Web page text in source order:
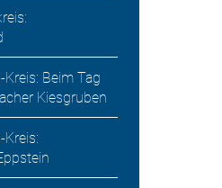
Beim Tag
Kiesgruben